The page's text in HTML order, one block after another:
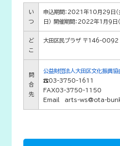
い
つ
申込期間：2021年10月29日（
日） 開催期間：2022年1月9日
ど
こ
大田区民プラザ 〒146-0092
問
合
先
公益財団法人大田区文化振興協
☎03-3750-1611
FAX03-3750-1150
Email arts-ws@ota-